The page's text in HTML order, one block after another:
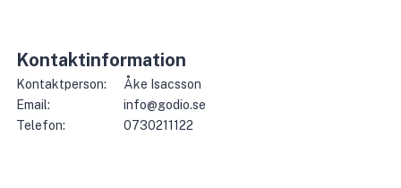
Kontaktinformation
Kontaktperson:
Åke Isacsson
Email:
info@godio.se
Telefon:
0730211122